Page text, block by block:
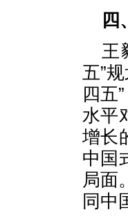
四
王
五”
四五
水平
增长
中国
局面
同中